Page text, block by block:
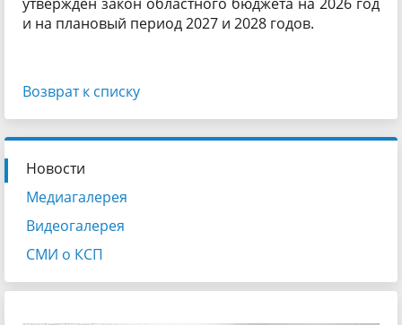
и на плановый период 2027 и 2028 годов.
Возврат к списку
Новости
Медиагалерея
Видеогалерея
СМИ о КСП